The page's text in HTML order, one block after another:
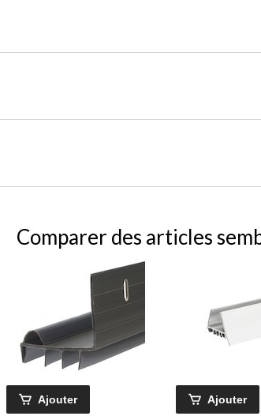
Comparer des articles
Ajouter Ajouter